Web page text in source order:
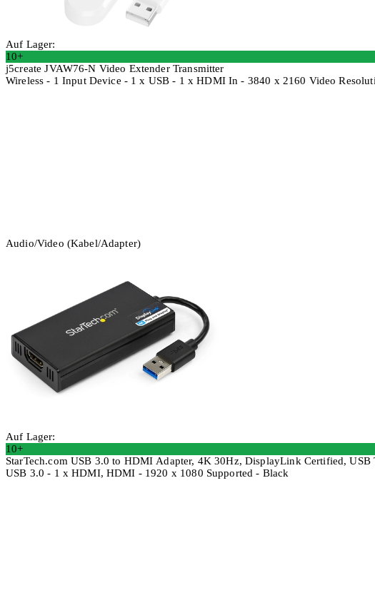
Auf Lager:
10+
j5create JVAW76-N Video Extender Transmitter
Wireless - 1 Input Device - 1 x USB - 1 x HDMI In - 3840 x 2160 Video
Audio/Video (Kabel/Adapter)
Auf Lager:
10+
StarTech.com USB 3.0 to HDMI Adapter, 4K 30Hz, DisplayLink Certified,
USB 3.0 - 1 x HDMI, HDMI - 1920 x 1080 Supported - Black